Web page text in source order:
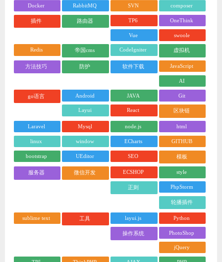
Docker RabbitMQ SVN composer
插件 路由器 TP6 OneThink
Vue swoole
Redis 帝国cms CodeIgniter 虚拟机
方法技巧 防护 软件下载 JavaScript
AI
go语言 Android JAVA Git
Layui React 区块链
Laravel Mysql node.js html
linux window ECharts GITHUB
bootstrap UEditor SEO 模板
服务器 微信开发 ECSHOP style
正则 PhpStorm
轮播插件
sublime text 工具 layui.js Python
操作系统 PhotoShop
jQuery